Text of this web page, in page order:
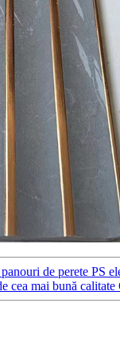
de perete PS
cea mai bună